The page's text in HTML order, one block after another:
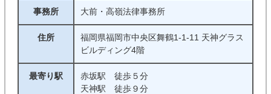
医療・介護問題
条件
事務所 大前・高嶺法律事務所
住所
福岡県福岡市中央区舞鶴1-1-11 天神グラス
ビルディング4階
最寄り駅
赤坂駅 徒歩５分
天神駅 徒歩９分